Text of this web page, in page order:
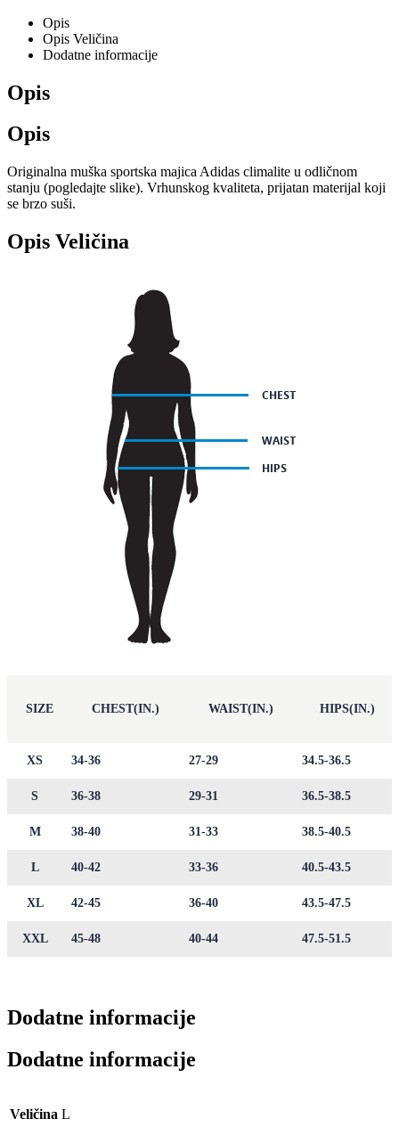
Opis
Opis Veličina
Dodatne informacije
Opis
Opis
Originalna muška sportska majica Adidas climalite u odličnom
stanju (pogledajte slike). Vrhunskog kvaliteta, prijatan materijal koji
se brzo suši.
Opis Veličina
SIZE CHEST(IN.) WAIST(IN.) HIPS(IN.)
XS 34-36 27-29 34.5-36.5
S 36-38 29-31 36.5-38.5
M 38-40 31-33 38.5-40.5
L 40-42 33-36 40.5-43.5
XL 42-45 36-40 43.5-47.5
XXL 45-48 40-44 47.5-51.5
Dodatne informacije
Dodatne informacije
Veličina L